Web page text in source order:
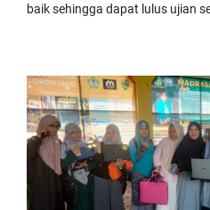
baik sehingga dapat lulus ujian